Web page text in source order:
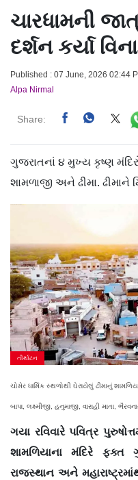
ચારધામની
દર્શન કર્યા
Published : 07 June, 2026 02:44
Alpa Nirmal
Share:
ગુજરાતનાં ૪ મુખ્ય કૃષ્ણ મંદિરો
શામળાજી અને ઢીમા. ઢીમાને
તીર્થાટન
ચોમેર ધાર્મિક સ્થળોથી ઘેરાયેલું ઢીમાનું
બાપા, લક્ષ્મીજી, હનુમાજી, વારાહી માતા,
ગયા રવિવારે પવિત્ર
શામળિયાના મંદિરે ફક્ત
રાજસ્થાન અને